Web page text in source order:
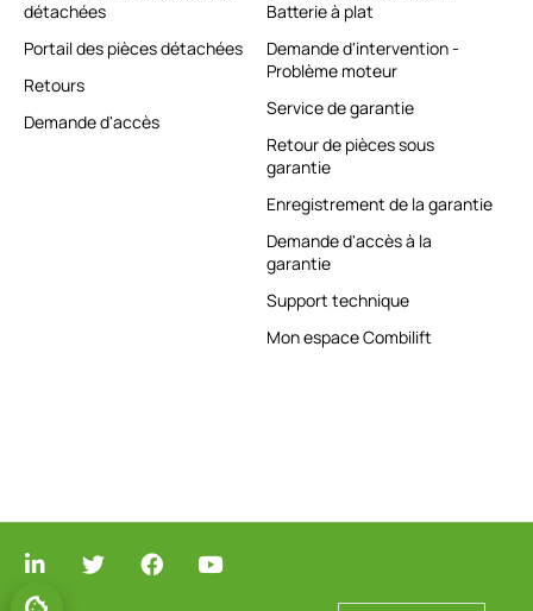
détachées
Portail des pièces détachées
Retours
Demande d'accès
Batterie à plat
Demande d'intervention -
Problème moteur
Service de garantie
Retour de pièces sous
garantie
Enregistrement de la garantie
Demande d'accès à la
garantie
Support technique
Mon espace Combilift